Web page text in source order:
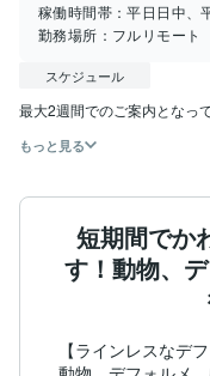
稼働時間帯：平日日中、
勤務場所： フルリモート
スケジュール
最大2週間でのご案内となっ
もっと見る
短期間でか
す！動物、
【ラインレスなデ